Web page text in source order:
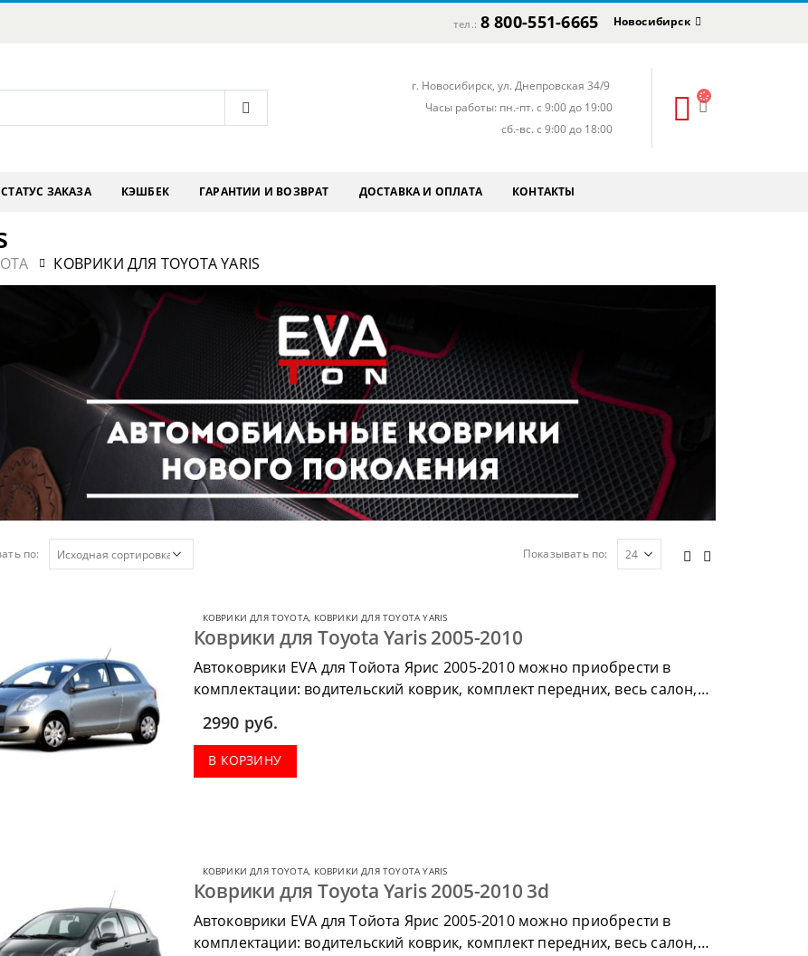
тел.: 8 800-551-6665 Новосибирск
г. Новосибирск, ул. Днепровская 34/9
Часы работы: пн.-пт. с 9:00 до 19:00
сб.-вс. с 9:00 до 18:00
СТАТУС ЗАКАЗА КЭШБЕК ГАРАНТИИ И ВОЗВРАТ ДОСТАВКА И ОПЛАТА КОНТАКТЫ
КОВРИКИ ДЛЯ TOYOTA YARIS
по: Показывать по:
КОВРИКИ ДЛЯ TOYOTA, КОВРИКИ ДЛЯ TOYOTA YARIS
Коврики для Toyota Yaris 2005-2010
Автоковрики EVA для Тойота Ярис 2005-2010 можно приобрести в
комплектации: водительский коврик, комплект передних, весь салон,
2990 руб.
В КОРЗИНУ
КОВРИКИ ДЛЯ TOYOTA, КОВРИКИ ДЛЯ TOYOTA YARIS
Коврики для Toyota Yaris 2005-2010 3d
Автоковрики EVA для Тойота Ярис 2005-2010 можно приобрести в
комплектации: водительский коврик, комплект передних, весь салон,